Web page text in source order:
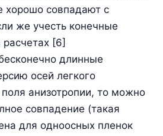
хорошо совпадают с
же учесть конечные
[6]
длинные
осей легкого
анизотропии, то можно
совпадение (такая
для одноосных пленок